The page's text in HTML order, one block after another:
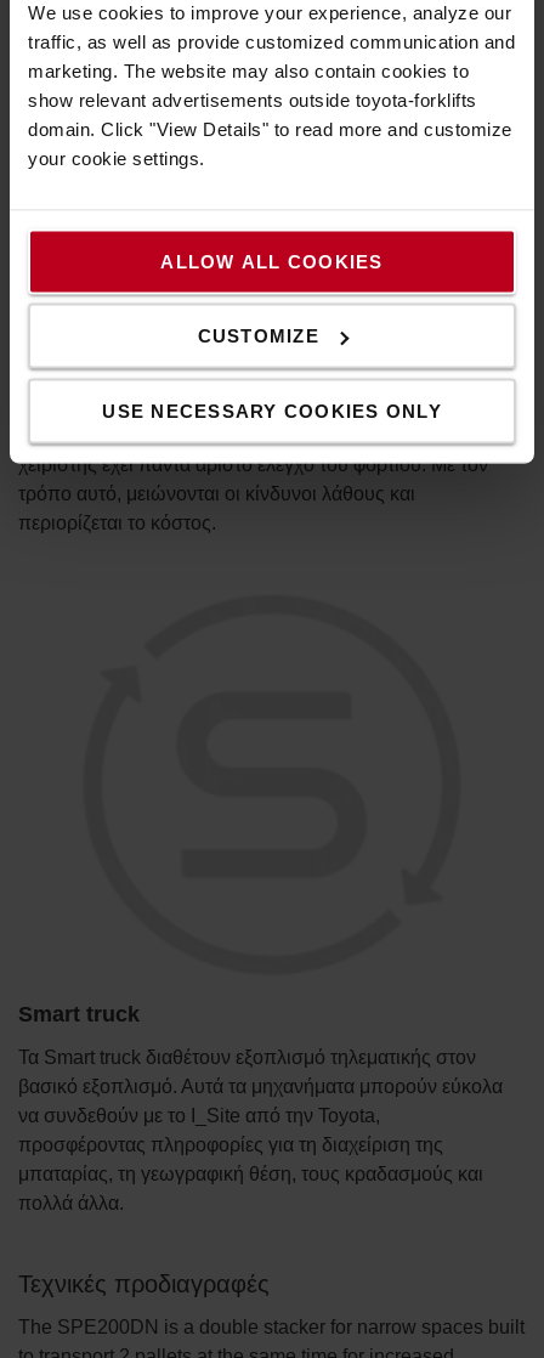
We use cookies to improve your experience, analyze our
traffic, as well as provide customized communication and
marketing. The website may also contain cookies to
show relevant advertisements outside toyota-forklifts
domain. Click "View Details" to read more and customize
your cookie settings.
ALLOW ALL COOKIES
CUSTOMIZE
USE NECESSARY COOKIES ONLY
Sensi-lift
Η ταχύτητα ανύψωσης μπορεί να ελεγχθεί με ακρίβεια
μέσω του διαισθητικά σχεδιασμένου διακόπτη δύο
θέσεων στη λαβή του μηχανήματος. Αυτή η λειτουργία
χειριστής έχει πάντα άριστο έλεγχο του φορτίου. Με τον
τρόπο αυτό, μειώνονται οι κίνδυνοι λάθους και
περιορίζεται το κόστος.
Smart truck
Τα Smart truck διαθέτουν εξοπλισμό τηλεματικής στον
βασικό εξοπλισμό. Αυτά τα μηχανήματα μπορούν εύκολα
να συνδεθούν με το I_Site από την Toyota,
προσφέροντας πληροφορίες για τη διαχείριση της
μπαταρίας, τη γεωγραφική θέση, τους κραδασμούς και
πολλά άλλα.
Τεχνικές προδιαγραφές
The SPE200DN is a double stacker for narrow spaces built